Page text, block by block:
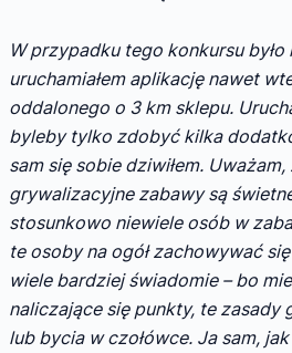
W przypadku tego konkursu było
uruchamiałem aplikację nawet
oddalonego o 3 km sklepu.
byleby tylko zdobyć kilka
sam się sobie dziwiłem.
grywalizacyjne zabawy są
stosunkowo niewiele osób w
te osoby na ogół zachowywać
wiele bardziej świadomie – bo
naliczające się punkty, te zasady
lub bycia w czołówce. Ja sam,